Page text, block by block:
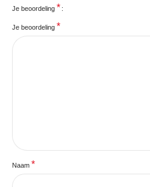
Je beoordeling *
Je beoordeling *
Naam *